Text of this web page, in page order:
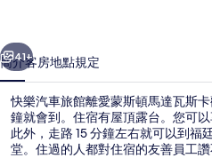
相
片
集
個 下一個
41+
簡介客房地點規定
快樂汽車旅館離愛蒙斯頓馬達瓦斯
鐘就會到。住宿有屋頂露台。您可
此外，走路 15 分鐘左右就可以到福
堂。住過的人都對住宿的友善員工讚